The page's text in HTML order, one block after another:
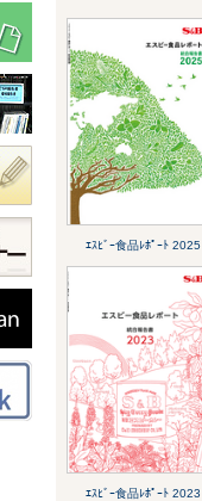
ｴｽﾋﾞｰ食品ﾚﾎﾟｰﾄ 2025
ｴｽﾋﾞｰ食品ﾚﾎﾟｰﾄ 2023